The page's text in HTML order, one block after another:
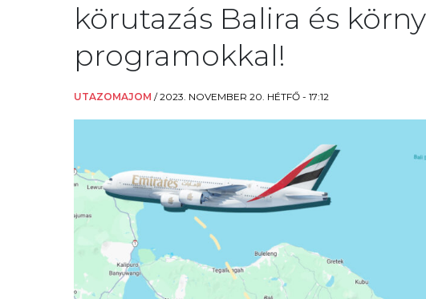
körutazás Balira és
programokkal!
UTAZOMAJOM /2023. NOVEMBER 20. HÉTFŐ - 17:12